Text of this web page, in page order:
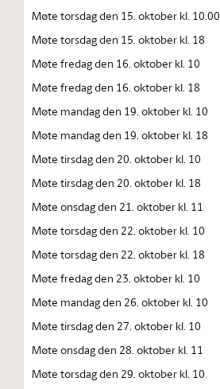
Møte torsdag den 15. oktober kl. 10.00
Møte torsdag den 15. oktober kl. 18
Møte fredag den 16. oktober kl. 10
Møte fredag den 16. oktober kl. 18
Møte mandag den 19. oktober kl. 10
Møte mandag den 19. oktober kl. 18
Møte tirsdag den 20. oktober kl. 10
Møte tirsdag den 20. oktober kl. 18
Møte onsdag den 21. oktober kl. 11
Møte torsdag den 22. oktober kl. 10
Møte torsdag den 22. oktober kl. 18
Møte fredag den 23. oktober kl. 10
Møte mandag den 26. oktober kl. 10
Møte tirsdag den 27. oktober kl. 10
Møte onsdag den 28. oktober kl. 11
Møte torsdag den 29. oktober kl. 10